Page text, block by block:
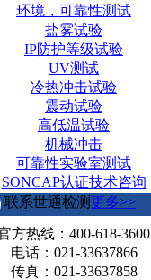
环境，可靠性测试
盐雾试验
IP防护等级试验
UV测试
冷热冲击试验
震动试验
高低温试验
机械冲击
可靠性实验室测试
SONCAP认证技术咨询
联系世通检测 更多>>
方热线： 400-618-3600
电话：021-33637866
传真：021-33637858